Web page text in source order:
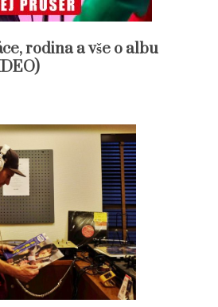
rodina a vše o albu